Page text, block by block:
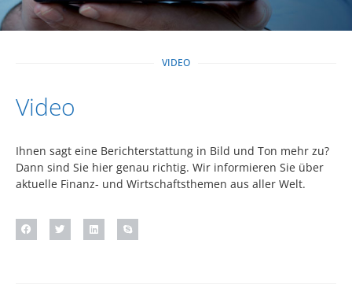
VIDEO
Video
Ihnen sagt eine Berichterstattung in Bild und Ton mehr zu?
Dann sind Sie hier genau richtig. Wir informieren Sie über
aktuelle Finanz- und Wirtschaftsthemen aus aller Welt.